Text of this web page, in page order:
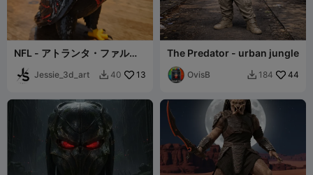
NFL - アトランタ・ファルコ
Jessie_3d_art  40 13
The Predator - urban jungle
OvisB  184 44